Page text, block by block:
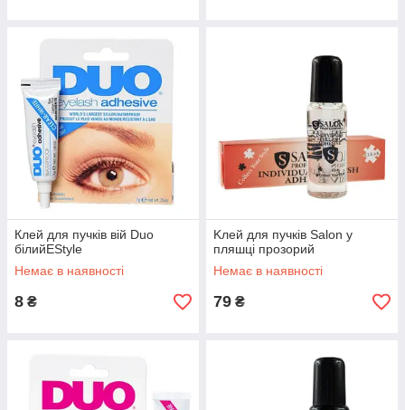
Клей для пучків вій Duo
білийEStyle
Немає в наявності
8 ₴
Kлей для пучків Salon у
пляшці прозорий
Немає в наявності
79 ₴